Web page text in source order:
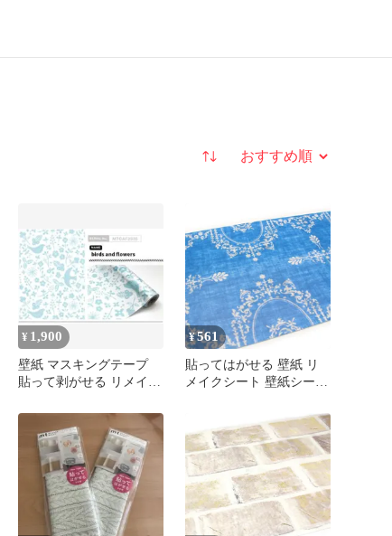
並び替え
¥ 1,900
壁紙 マスキングテープ
貼って剥がせる リメイク
柄
¥561
貼ってはがせる 壁紙 リ
メイクシート 壁紙シート
ラシカルテキスタイル （
壁紙シール はがせる ウ
ォールステッカー シール
壁紙 簡単 アレンジ DIY
家具 カット可能 デコレ
ーション 大判 )